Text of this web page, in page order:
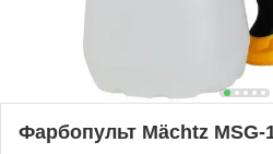
Фарбопульт Mächtz